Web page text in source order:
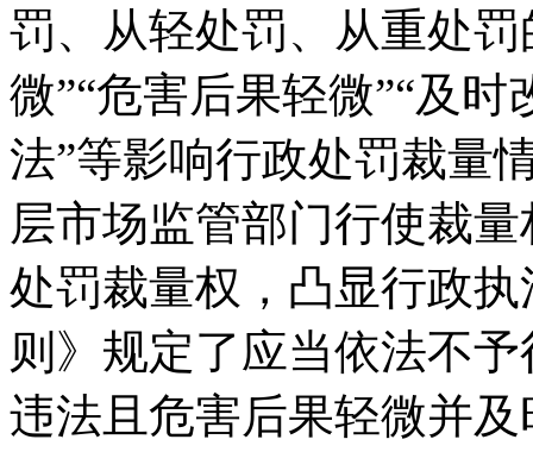
罚、从轻处罚、从重处
微”“危害后果轻微”“及时
法”等影响行政处罚裁量
层市场监管部门行使裁
处罚裁量权，凸显行政
则》规定了应当依法不
违法且危害后果轻微并